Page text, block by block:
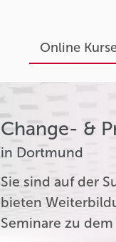
Online
Change- &
in Dortmund
Sie sind auf der
bieten
Seminare zu